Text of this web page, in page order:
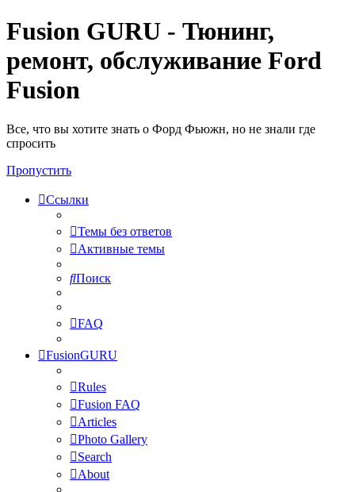
Fusion GURU - Тюнинг,
ремонт, обслуживание Ford
Fusion
Все, что вы хотите знать о Форд Фьюжн, но не знали где
спросить
Пропустить
Ссылки
Темы без ответов
Активные темы
Поиск
FAQ
FusionGURU
Rules
Fusion FAQ
Articles
Photo Gallery
Search
About